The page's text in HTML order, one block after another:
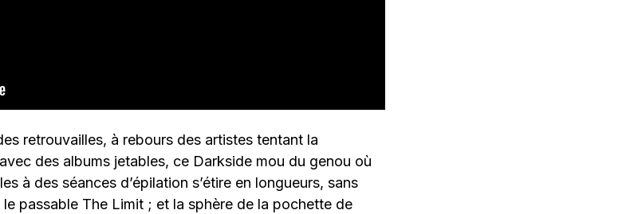
retrouvailles, à rebours des artistes tentant la
des albums jetables, ce Darkside mou du genou où
à des séances d’épilation s’étire en longueurs, sans
passable The Limit ; et la sphère de la pochette de